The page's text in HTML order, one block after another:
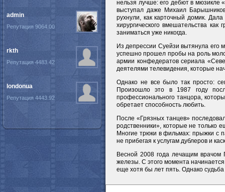
нельзя лучше: его дебют в мюзикле
выступал даже Михаил
рухнули, как карточный домик.
хирургического вмешательства
заниматься уже никогда.
Из депрессии Суейзи вытянула его
успешно прошел пробы на роль
армии конфедератов сериала
деятелями телевидения, которые
Однако не все было так просто:
Произошло это в 1987 году
профессионального танцора,
обретает способность любить.
После «Грязных танцев»
родственники», которые не только
Многие трюки в фильмах: прыжки с
не прибегая к услугам дублеров и
Весной 2008 года лечащим врачом
железы. С этого момента
еще хотя бы лет пять. Однако судьба
admin
Репутация 9064.00
rkth
Репутация 4483.42
londonua
Репутация 4443.92